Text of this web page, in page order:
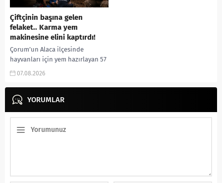
Çiftçinin başına gelen
felaket.. Karma yem
makinesine elini kaptırdı!
Çorum’un Alaca ilçesinde
hayvanları için yem hazırlayan 57
yaşındaki çiftçi, elini yem karma
ağır yaralandı. Olay, Alaca...
07.08.2026
YORUMLAR